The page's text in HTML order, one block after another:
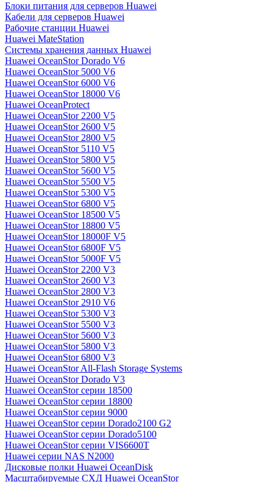
Блоки питания для серверов Huawei
Кабели для серверов Huawei
Рабочие станции Huawei
Huawei MateStation
Системы хранения данных Huawei
Huawei OceanStor Dorado V6
Huawei OceanStor 5000 V6
Huawei OceanStor 6000 V6
Huawei OceanStor 18000 V6
Huawei OceanProtect
Huawei OceanStor 2200 V5
Huawei OceanStor 2600 V5
Huawei OceanStor 2800 V5
Huawei OceanStor 5110 V5
Huawei OceanStor 5800 V5
Huawei OceanStor 5600 V5
Huawei OceanStor 5500 V5
Huawei OceanStor 5300 V5
Huawei OceanStor 6800 V5
Huawei OceanStor 18500 V5
Huawei OceanStor 18800 V5
Huawei OceanStor 18000F V5
Huawei OceanStor 6800F V5
Huawei OceanStor 5000F V5
Huawei OceanStor 2200 V3
Huawei OceanStor 2600 V3
Huawei OceanStor 2800 V3
Huawei OceanStor 2910 V6
Huawei OceanStor 5300 V3
Huawei OceanStor 5500 V3
Huawei OceanStor 5600 V3
Huawei OceanStor 5800 V3
Huawei OceanStor 6800 V3
Huawei OceanStor All-Flash Storage Systems
Huawei OceanStor Dorado V3
Huawei OceanStor серии 18500
Huawei OceanStor серии 18800
Huawei OceanStor серии 9000
Huawei OceanStor серии Dorado2100 G2
Huawei OceanStor серии Dorado5100
Huawei OceanStor серии VIS6600T
Huawei серии NAS N2000
Дисковые полки Huawei OceanDisk
Масштабируемые СХД Huawei OceanStor